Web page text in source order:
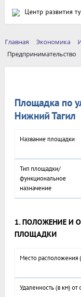
Центр развития
Главная Экономика
Предпринимательство
Площадка по
Нижний Тагил
Название площадки
Тип площадки/
функциональное
назначение
1. ПОЛОЖЕНИЕ И
ПЛОЩАДКИ
Место расположения
Удаленность (в км) от